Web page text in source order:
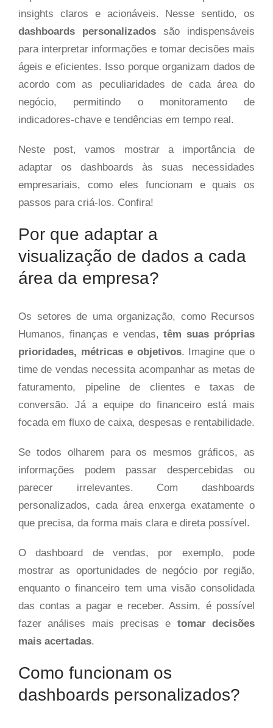
insights claros e acionáveis. Nesse sentido, os
dashboards personalizados são indispensáveis
para interpretar informações e tomar decisões mais
ágeis e eficientes. Isso porque organizam dados de
acordo com as peculiaridades de cada área do
negócio, permitindo o monitoramento de
indicadores-chave e tendências em tempo real.
Neste post, vamos mostrar a importância de
adaptar os dashboards às suas necessidades
empresariais, como eles funcionam e quais os
passos para criá-los. Confira!
Por que adaptar a
visualização de dados a cada
área da empresa?
Os setores de uma organização, como Recursos
Humanos, finanças e vendas,têm suas próprias
prioridades, métricas e objetivos. Imagine que o
time de vendas necessita acompanhar as metas de
faturamento, pipeline de clientes e taxas de
conversão. Já a equipe do financeiro está mais
focada em fluxo de caixa, despesas e rentabilidade.
Se todos olharem para os mesmos gráficos, as
informações podem passar despercebidas ou
parecer irrelevantes. Com dashboards
personalizados, cada área enxerga exatamente o
que precisa, da forma mais clara e direta possível.
O dashboard de vendas, por exemplo, pode
mostrar as oportunidades de negócio por região,
enquanto o financeiro tem uma visão consolidada
das contas a pagar e receber. Assim, é possível
fazer análises mais precisas e tomar decisões
mais acertadas.
Como funcionam os
dashboards personalizados?